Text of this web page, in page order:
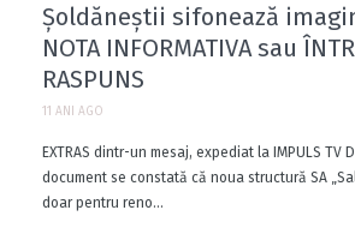
Șoldăneștii sifonează
NOTA INFORMATIVA sau
RASPUNS
11 ANI AGO
EXTRAS dintr-un mesaj, expediat la IMPULS TV
document se constată că noua structură SA
doar pentru reno...